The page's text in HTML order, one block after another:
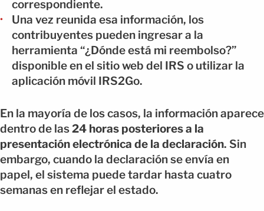
correspondiente.
Una vez reunida esa información, los
contribuyentes pueden ingresar a la
herramienta “¿Dónde está mi reembolso?”
disponible en el sitio web del IRS o utilizar la
aplicación móvil IRS2Go.
En la mayoría de los casos, la información aparece
dentro de las24 horas posteriores a la
presentación electrónica de la declaración. Sin
embargo, cuando la declaración se envía en
papel, el sistema puede tardar hasta cuatro
semanas en reflejar el estado.